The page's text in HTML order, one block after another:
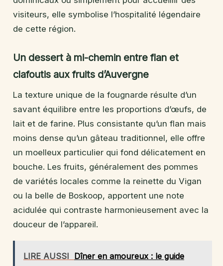
visiteurs, elle symbolise l’hospitalité légendaire
de cette région.
Un dessert à mi-chemin entre flan et
clafoutis aux fruits d’Auvergne
La texture unique de la fougnarde résulte d’un
savant équilibre entre les proportions d’œufs, de
lait et de farine. Plus consistante qu’un flan mais
moins dense qu’un gâteau traditionnel, elle offre
un moelleux particulier qui fond délicatement en
bouche. Les fruits, généralement des pommes
de variétés locales comme la reinette du Vigan
ou la belle de Boskoop, apportent une note
acidulée qui contraste harmonieusement avec la
douceur de l’appareil.
LIRE AUSSI Dîner en amoureux : le guide